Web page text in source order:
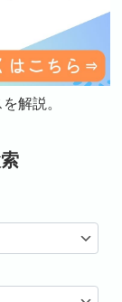
解説。